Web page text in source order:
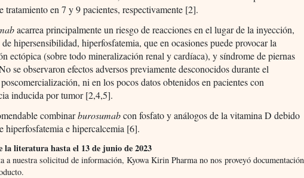
tratamiento en 7 y 9 pacientes, respectivamente [2].
acarrea principalmente un riesgo de reacciones en el lugar de la inyección,
de hipersensibilidad, hiperfosfatemia, que en ocasiones puede provocar la
ectópica (sobre todo mineralización renal y cardíaca), y síndrome de piernas
se observaron efectos adversos previamente desconocidos durante el
ni en los pocos datos obtenidos en pacientes con
inducida por tumor [2,4,5].
combinarburosumabcon fosfato y análogos de la vitamina D debido
hiperfosfatemia e hipercalcemia [6].
la literatura hasta el 13 de junio de 2023
a nuestra solicitud de información, Kyowa Kirin Pharma no nos proveyó documentación